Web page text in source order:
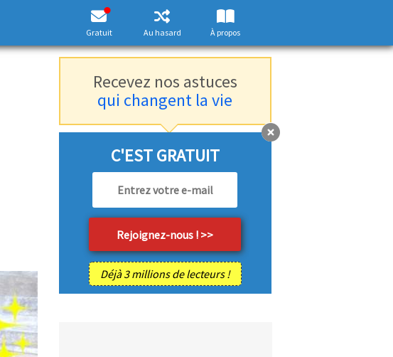
Gratuit Au hasard À propos
Recevez nos astuces
qui changent la vie
C'EST GRATUIT
Déjà 3 millions de lecteurs !